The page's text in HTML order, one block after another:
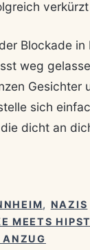
Blockade
weg
Gesichter
sich
dicht an
, NAZIS
MEETS
ANZUG